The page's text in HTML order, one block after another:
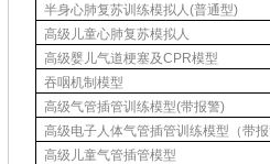
半身心肺复苏训练模拟人(普通型)
高级儿童心肺复苏模拟人
高级婴儿气道梗塞及CPR模型
吞咽机制模型
高级气管插管训练模型(带报警)
高级电子人体气管插管训练模型（带
高级儿童气管插管模型